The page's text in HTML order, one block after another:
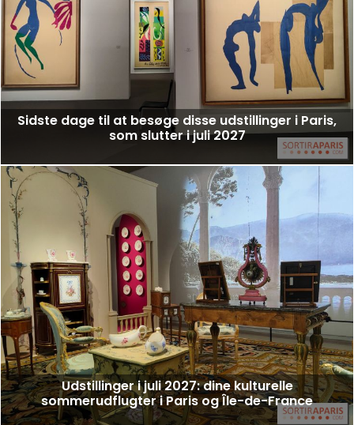
Sidste dage til at besøge disse udstillinger i Paris,
som slutter i juli 2027
Udstillinger i juli 2027: dine kulturelle
sommerudflugter i Paris og Île-de-France